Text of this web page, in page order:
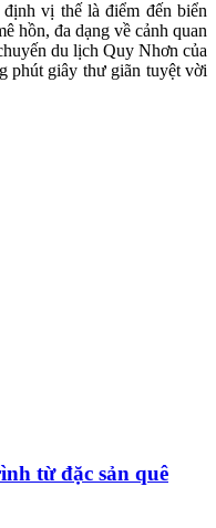
vị thế là điểm đến biển
hồn, đa dạng về cảnh quan
du lịch Quy Nhơn của
phút giây thư giãn tuyệt vời
từ đặc sản quê